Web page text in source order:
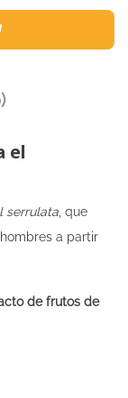
el
serrulata , que
a partir
de frutos de